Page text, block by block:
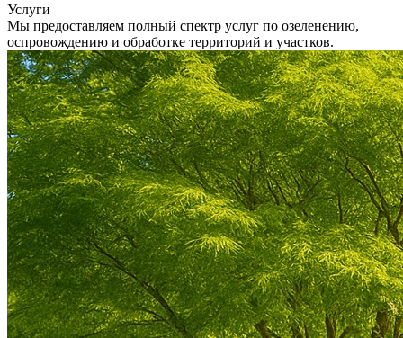
Услуги
Мы предоставляем полный спектр услуг по озеленению,
оспровождению и обработке территорий и участков.